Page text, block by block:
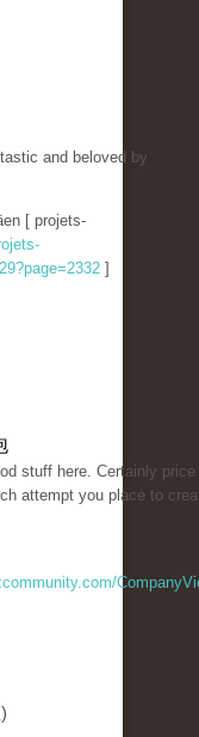
and beloved by
[ projets-
]
stuff here. Certainly
attempt you place to